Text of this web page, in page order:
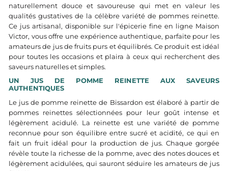
naturellement douce et savoureuse qui met en valeur les
qualités gustatives de la célèbre variété de pommes reinette.
Ce jus artisanal, disponible sur l'épicerie fine en ligne Maison
Victor, vous offre une expérience authentique, parfaite pour les
amateurs de jus de fruits purs et équilibrés. Ce produit est idéal
pour toutes les occasions et plaira à ceux qui recherchent des
saveurs naturelles et simples.
UN JUS DE POMME REINETTE AUX SAVEURS
AUTHENTIQUES
Le jus de pomme reinette de Bissardon est élaboré à partir de
pommes reinettes sélectionnées pour leur goût intense et
légèrement acidulé. La reinette est une variété de pomme
reconnue pour son équilibre entre sucré et acidité, ce qui en
fait un fruit idéal pour la production de jus. Chaque gorgée
révèle toute la richesse de la pomme, avec des notes douces et
légèrement acidulées, qui sauront séduire les amateurs de jus